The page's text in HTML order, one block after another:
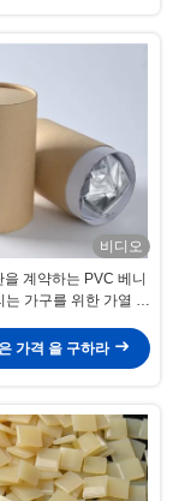
비디오
계약하는 PVC 베니
는 가구를 위한 가열 용
가격 을 구하라